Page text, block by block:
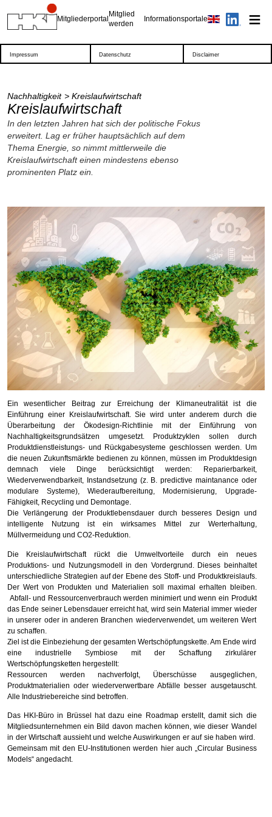
Mitgliederportal
Mitglied
werden
Informationsportale
Impressum Datenschutz Disclaimer
Nachhaltigkeit Kreislaufwirtschaft
Kreislaufwirtschaft
In den letzten Jahren hat sich der politische Fokus
erweitert. Lag er früher hauptsächlich auf dem
Thema Energie, so nimmt mittlerweile die
Kreislaufwirtschaft einen mindestens ebenso
prominenten Platz ein.
Ein wesentlicher Beitrag zur Erreichung der Klimaneutralität ist die
Einführung einer Kreislaufwirtschaft. Sie wird unter anderem durch die
Überarbeitung der Ökodesign-Richtlinie mit der Einführung von
Nachhaltigkeitsgrundsätzen umgesetzt. Produktzyklen sollen durch
Produktdienstleistungs- und Rückgabesysteme geschlossen werden. Um
die neuen Zukunftsmärkte bedienen zu können, müssen im Produktdesign
demnach viele Dinge berücksichtigt werden: Reparierbarkeit,
Wiederverwendbarkeit, Instandsetzung (z. B. predictive maintanance oder
modulare Systeme), Wiederaufbereitung, Modernisierung, Upgrade-
Fähigkeit, Recycling und Demontage.
Die Verlängerung der Produktlebensdauer durch besseres Design und
intelligente Nutzung ist ein wirksames Mittel zur Werterhaltung,
Müllvermeidung und CO2-Reduktion.
Die Kreislaufwirtschaft rückt die Umweltvorteile durch ein neues
Produktions- und Nutzungsmodell in den Vordergrund. Dieses beinhaltet
unterschiedliche Strategien auf der Ebene des Stoff- und Produktkreislaufs.
Der Wert von Produkten und Materialien soll maximal erhalten bleiben.
Abfall- und Ressourcenverbrauch werden minimiert und wenn ein Produkt
das Ende seiner Lebensdauer erreicht hat, wird sein Material immer wieder
in unserer oder in anderen Branchen wiederverwendet, um weiteren Wert
zu schaffen.
Ziel ist die Einbeziehung der gesamten Wertschöpfungskette. Am Ende wird
eine industrielle Symbiose mit der Schaffung zirkulärer
Wertschöpfungsketten hergestellt:
Ressourcen werden nachverfolgt, Überschüsse ausgeglichen,
Produktmaterialien oder wiederverwertbare Abfälle besser ausgetauscht.
Alle Industriebereiche sind betroffen.
Das HKI-Büro in Brüssel hat dazu eine Roadmap erstellt, damit sich die
Mitgliedsunternehmen ein Bild davon machen können, wie dieser Wandel
in der Wirtschaft aussieht und welche Auswirkungen er auf sie haben wird.
Gemeinsam mit den EU-Institutionen werden hier auch „Circular Business
Models“ angedacht.